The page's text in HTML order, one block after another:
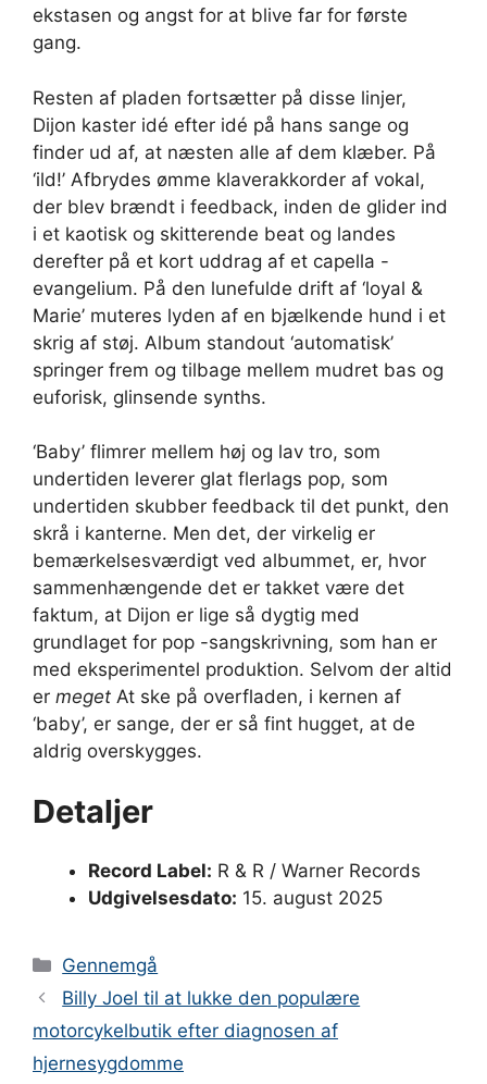
ekstasen og angst for at blive far for første
gang.
Resten af pladen fortsætter på disse linjer,
Dijon kaster idé efter idé på hans sange og
finder ud af, at næsten alle af dem klæber. På
‘ild!’ Afbrydes ømme klaverakkorder af vokal,
der blev brændt i feedback, inden de glider ind
i et kaotisk og skitterende beat og landes
derefter på et kort uddrag af et capella -
evangelium. På den lunefulde drift af ‘loyal &
Marie’ muteres lyden af en bjælkende hund i et
skrig af støj. Album standout ‘automatisk’
springer frem og tilbage mellem mudret bas og
euforisk, glinsende synths.
‘Baby’ flimrer mellem høj og lav tro, som
undertiden leverer glat flerlags pop, som
undertiden skubber feedback til det punkt, den
skrå i kanterne. Men det, der virkelig er
bemærkelsesværdigt ved albummet, er, hvor
sammenhængende det er takket være det
faktum, at Dijon er lige så dygtig med
grundlaget for pop -sangskrivning, som han er
med eksperimentel produktion. Selvom der altid
er meget At ske på overfladen, i kernen af
‘baby’, er sange, der er så fint hugget, at de
aldrig overskygges.
Detaljer
Record Label: R & R / Warner Records
Udgivelsesdato: 15. august 2025
Kategorier
Gennemgå
Billy Joel til at lukke den populære
motorcykelbutik efter diagnosen af
hjernesygdomme